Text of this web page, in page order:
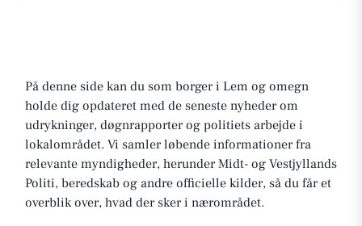
På denne side kan du som borger i Lem og omegn
holde dig opdateret med de seneste nyheder om
udrykninger, døgnrapporter og politiets arbejde i
lokalområdet. Vi samler løbende informationer fra
relevante myndigheder, herunder Midt- og Vestjyllands
Politi, beredskab og andre officielle kilder, så du får et
overblik over, hvad der sker i nærområdet.